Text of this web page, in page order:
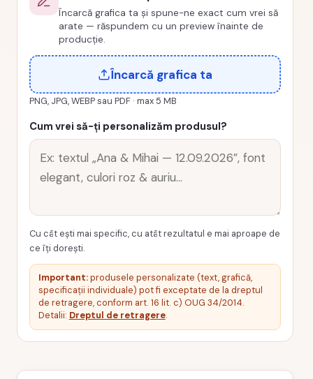
AniversareÎncarcă grafica ta și spune-ne exact cum vrei să
arate — răspundem cu un preview înainte de
producție.
Încarcă grafica ta
PNG, JPG, WEBP sau PDF · max 5 MB
Cum vrei să-ți personalizăm produsul?
Cu cât ești mai specific, cu atât rezultatul e mai aproape de
ce îți dorești.
Important:produsele personalizate (text, grafică,
specificații individuale) pot fi exceptate de la dreptul
de retragere, conform art. 16 lit. c) OUG 34/2014.
Detalii: Dreptul de retragere.